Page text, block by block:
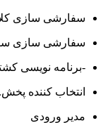
سفارشی سازی
سفارشی سازی
-برنامه نویسی
انتخاب کننده پخش.
مدیر ورودی